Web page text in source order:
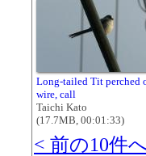
Long-tailed Tit perched
wire, call
Taichi Kato
(17.7MB, 00:01:33)
< 前の10件